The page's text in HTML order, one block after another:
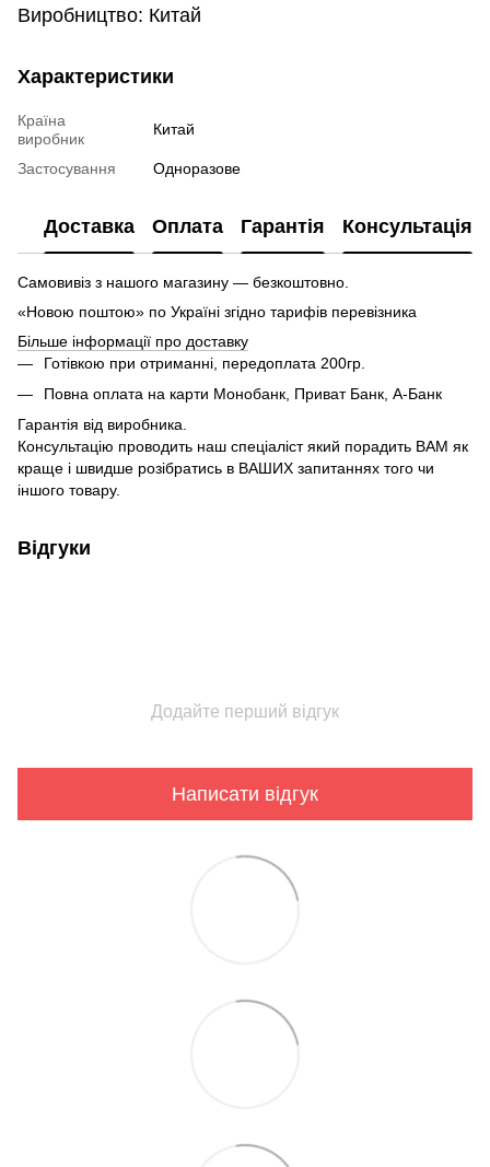
Виробництво: Китай
Характеристики
Країна
виробник
Китай
Застосування Одноразове
Доставка Оплата Гарантія Консультація
Самовивіз з нашого магазину — безкоштовно.
«Новою поштою» по Україні згідно тарифів перевізника
Більше інформації про доставку
Готівкою при отриманні, передоплата 200гр.
Повна оплата на карти Монобанк, Приват Банк, А-Банк
Гарантія від виробника.
Консультацію проводить наш спеціаліст який порадить ВАМ як
краще і швидше розібратись в ВАШИХ запитаннях того чи
іншого товару.
Відгуки
Додайте перший відгук
Написати відгук